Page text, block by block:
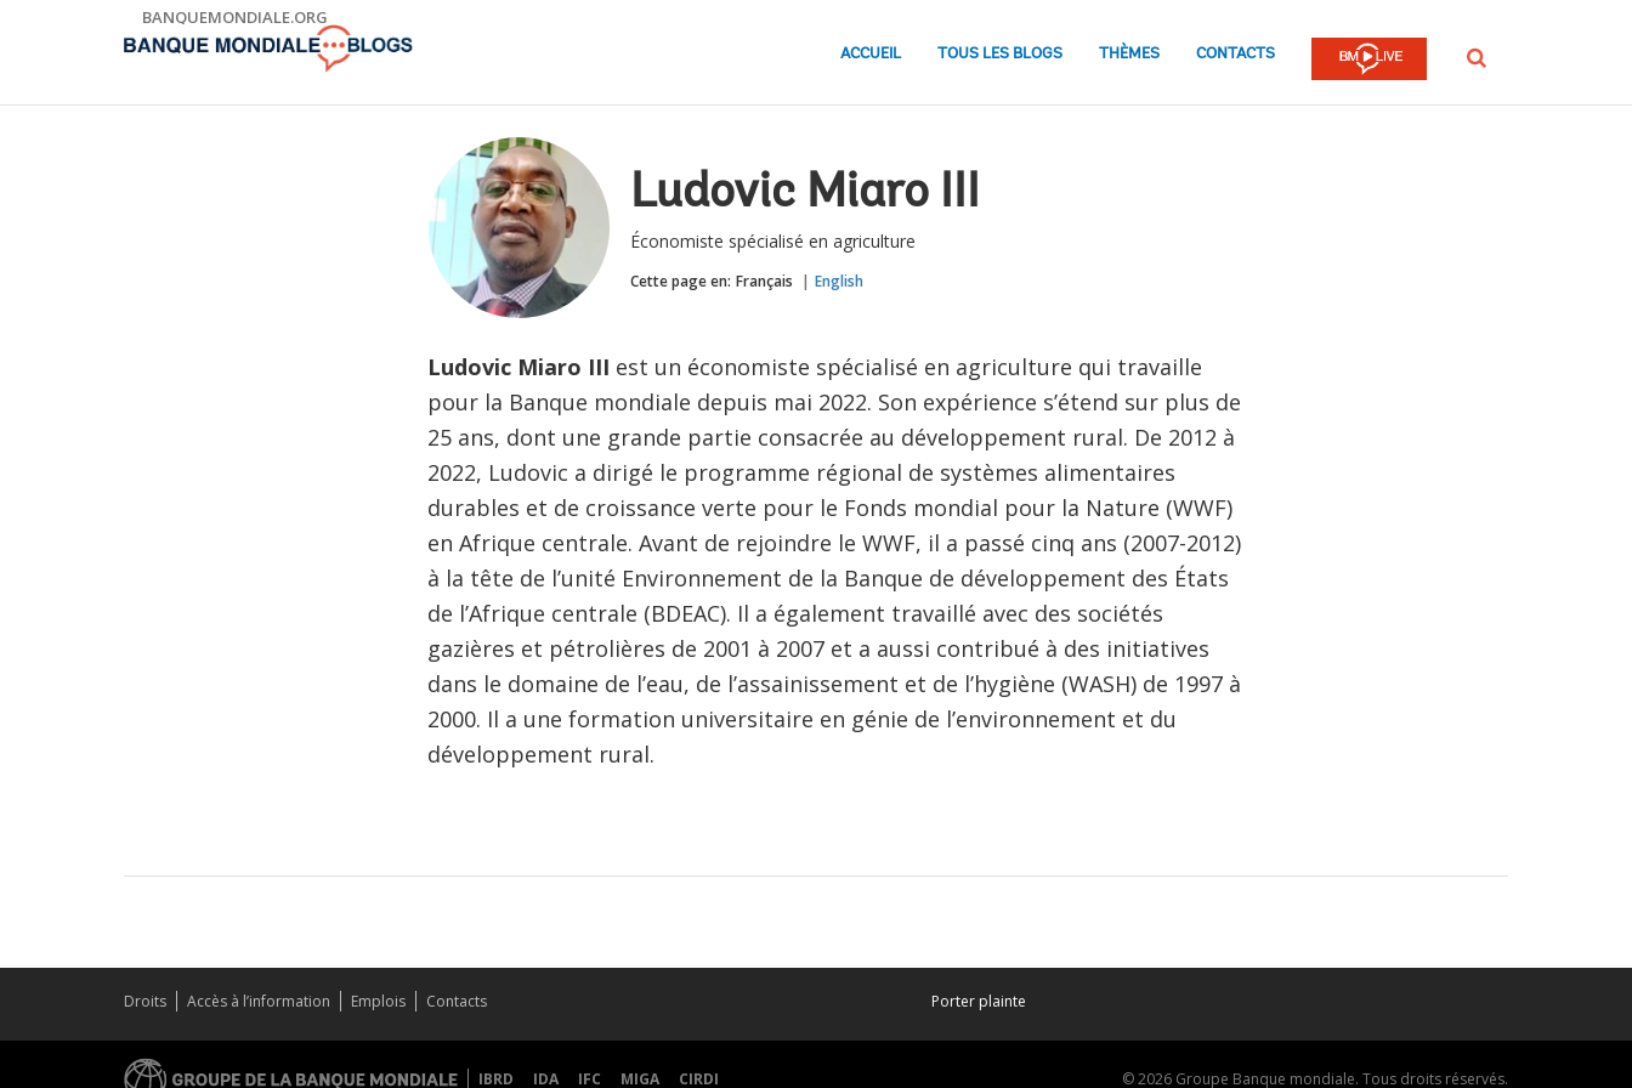
BANQUEMONDIALE.ORG
ACCUEIL TOUS LES BLOGS THÈMES CONTACTS Rechercher
Ludovic Miaro III
Économiste spécialisé en agriculture
Cette page en: Français English
Ludovic Miaro III est un économiste spécialisé en agriculture qui travaille
pour la Banque mondiale depuis mai 2022. Son expérience s’étend sur plus de
25 ans, dont une grande partie consacrée au développement rural. De 2012 à
2022, Ludovic a dirigé le programme régional de systèmes alimentaires
durables et de croissance verte pour le Fonds mondial pour la Nature (WWF)
en Afrique centrale. Avant de rejoindre le WWF, il a passé cinq ans (2007-2012)
à la tête de l’unité Environnement de la Banque de développement des États
de l’Afrique centrale (BDEAC). Il a également travaillé avec des sociétés
gazières et pétrolières de 2001 à 2007 et a aussi contribué à des initiatives
dans le domaine de l’eau, de l’assainissement et de l’hygiène (WASH) de 1997 à
2000. Il a une formation universitaire en génie de l’environnement et du
développement rural.
Droits Accès à l’information Emplois Contacts Porter plainte
IBRD IDA IFC MIGA CIRDI © 2026 Groupe Banque mondiale. Tous droits réservés.